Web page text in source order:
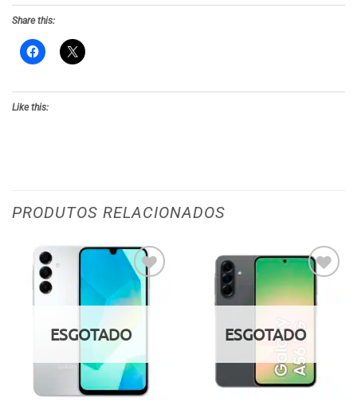
Share this:
Like this:
PRODUTOS RELACIONADOS
Adicionar
aos meus
ESGOTADO
Adicionar
aos meus
desejos
ESGOTADO